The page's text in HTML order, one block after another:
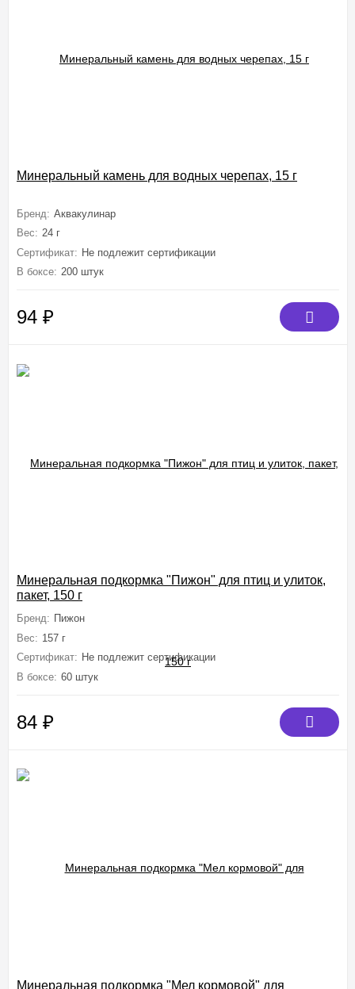
Минеральный камень для водных черепах, 15 г
Бренд: Аквакулинар
Вес: 24 г
Сертификат: Не подлежит сертификации
В боксе: 200 штук
94 ₽
Минеральная подкормка "Пижон" для птиц и улиток,
пакет, 150 г
Бренд: Пижон
Вес: 157 г
Сертификат: Не подлежит сертификации
В боксе: 60 штук
84 ₽
Минеральная подкормка "Мел кормовой" для